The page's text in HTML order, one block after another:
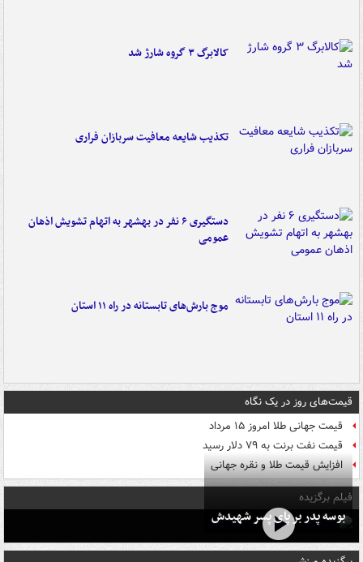
کالابرگ ۳ گروه شارژ شد
تکذیب شایعه معافیت سربازان فراری
دستگیری ۶ نفر در بهشهر به اتهام تشویش اذهان
عمومی
موج بارش‌های تابستانه در راه ۱۱ استان
قیمت‌های روز در یک نگاه
قیمت جهانی طلا امروز ۱۵ مرداد
قیمت نفت برنت به ۷۹ دلار رسید
افزایش قیمت طلا و نقره جهانی
فیلم برگزیده
بوسه‌ پدر بر پای پسر شهیدش